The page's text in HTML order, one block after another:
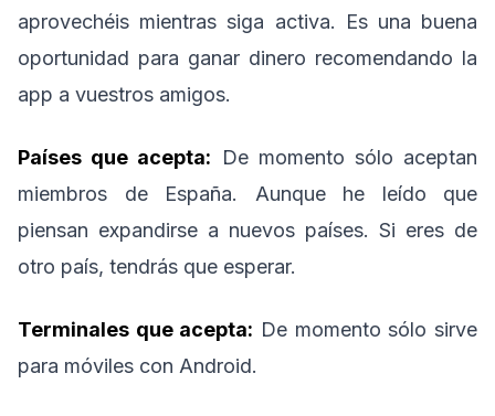
aprovechéis mientras siga activa. Es una buena
oportunidad para ganar dinero recomendando la
app a vuestros amigos.
Países que acepta: De momento sólo aceptan
miembros de España. Aunque he leído que
piensan expandirse a nuevos países. Si eres de
otro país, tendrás que esperar.
Terminales que acepta: De momento sólo sirve
para móviles con Android.